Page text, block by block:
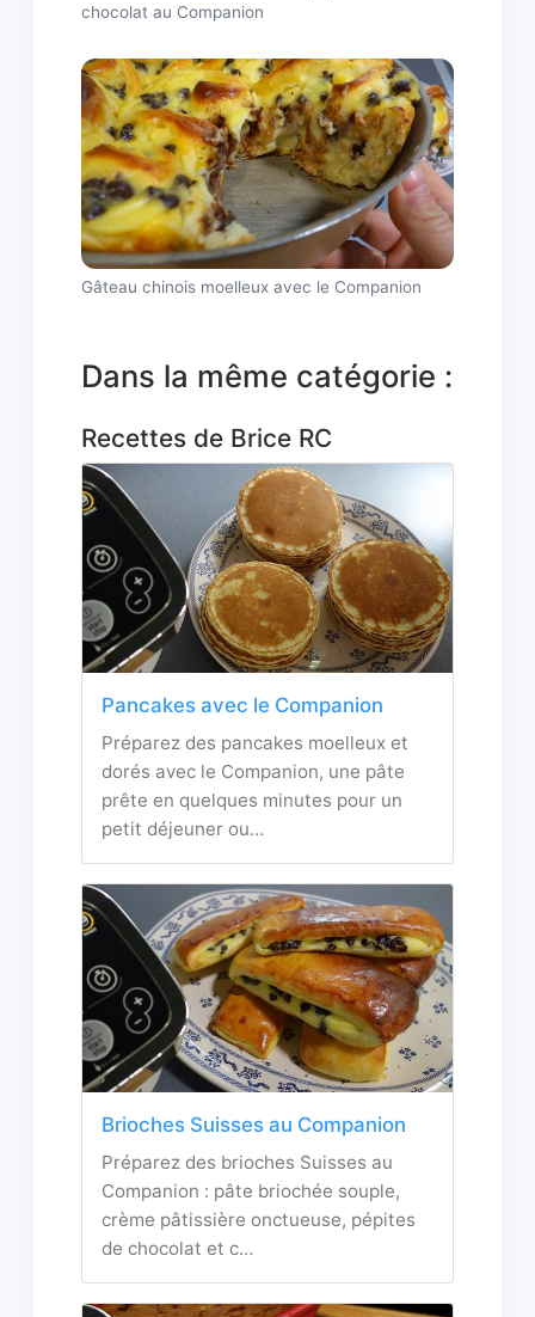
chocolat au Companion
Gâteau chinois moelleux avec le Companion
Dans la même catégorie :
Recettes de Brice RC
Pancakes avec le Companion
Préparez des pancakes moelleux et
dorés avec le Companion, une pâte
prête en quelques minutes pour un
petit déjeuner ou…
Brioches Suisses au Companion
Préparez des brioches Suisses au
Companion : pâte briochée souple,
crème pâtissière onctueuse, pépites
de chocolat et c…